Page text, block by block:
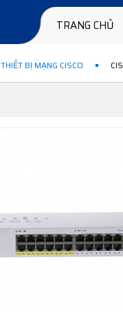
TRANG CHỦ
THIẾT BỊ MẠNG CISCO